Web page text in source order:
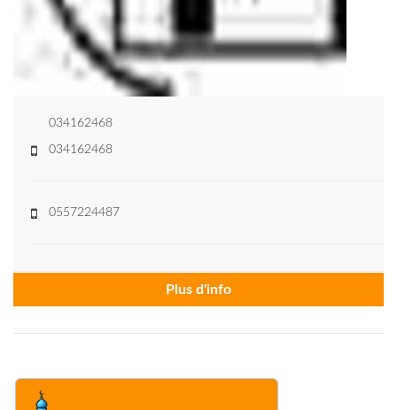
034162468
034162468
0557224487
Plus d'info